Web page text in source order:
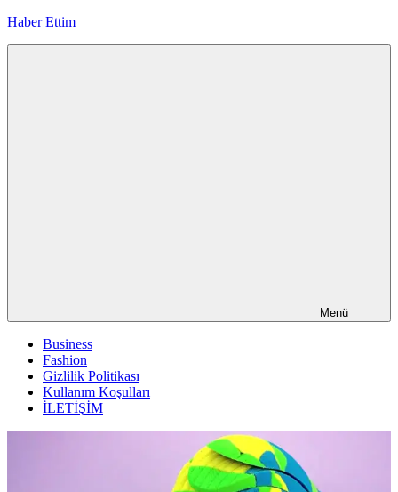
İçeriğe
Haber Ettim
Menü
Business
Fashion
Gizlilik Politikası
Kullanım Koşulları
İLETİŞİM